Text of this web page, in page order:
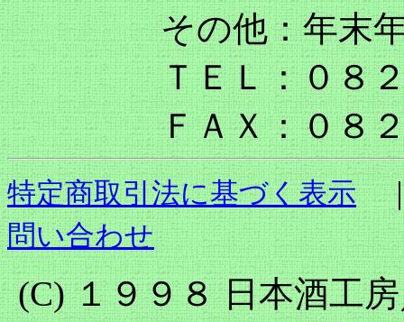
その他：年末
ＴＥＬ：０８
ＦＡＸ：０８
特定商取引法に基づく表示｜
問い合わせ
(C) １９９８ 日本酒工